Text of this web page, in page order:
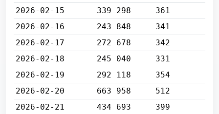
2026-02-15
339 298
361
2026-02-16
243 848
341
2026-02-17
272 678
342
2026-02-18
245 040
331
2026-02-19
292 118
354
2026-02-20
663 958
512
2026-02-21
434 693
399